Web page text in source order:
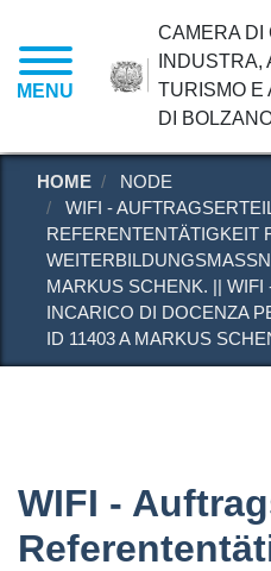
CAMERA DI
INDUSTRA,
TURISMO E
DI
MENU
HOME
NODE
WIFI -
REFERENTENTÄTIGKEIT
ARKUS SCHENK. || WIFI -
NCARICO DI DOCENZA
D 11403 A MARKUS
WIFI -